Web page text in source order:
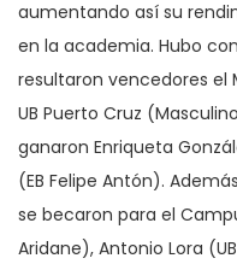
aumentando así su
en la academia. Hubo
resultaron vencedores el
UB Puerto Cruz
ganaron Enriqueta
(EB Felipe Antón).
se becaron para el
Aridane), Antonio Lora